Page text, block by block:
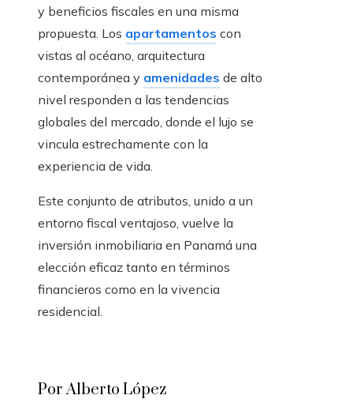
y beneficios fiscales en una misma
propuesta. Los apartamentos con
vistas al océano, arquitectura
contemporánea y amenidades de alto
nivel responden a las tendencias
globales del mercado, donde el lujo se
vincula estrechamente con la
experiencia de vida.
Este conjunto de atributos, unido a un
entorno fiscal ventajoso, vuelve la
inversión inmobiliaria en Panamá una
elección eficaz tanto en términos
financieros como en la vivencia
residencial.
Por Alberto López